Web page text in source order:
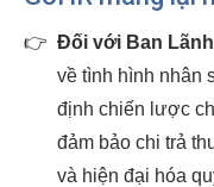
👉 Đối với Ban
về tình hình nhân
định chiến lược
đảm bảo chi trả
và hiện đại hóa